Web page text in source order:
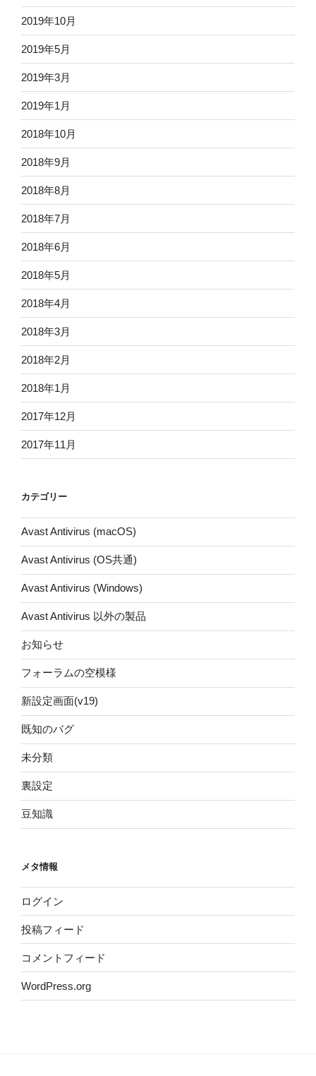
2019年10月
2019年5月
2019年3月
2019年1月
2018年10月
2018年9月
2018年8月
2018年7月
2018年6月
2018年5月
2018年4月
2018年3月
2018年2月
2018年1月
2017年12月
2017年11月
カテゴリー
Avast Antivirus (macOS)
Avast Antivirus (OS共通)
Avast Antivirus (Windows)
Avast Antivirus 以外の製品
お知らせ
フォーラムの空模様
新設定画面(v19)
既知のバグ
未分類
裏設定
豆知識
メタ情報
ログイン
投稿フィード
コメントフィード
WordPress.org